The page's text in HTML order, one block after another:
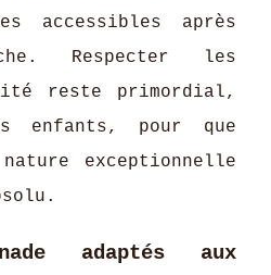
accessibles après
Respecter les
reste primordial,
enfants, pour que
exceptionnelle
adaptés aux